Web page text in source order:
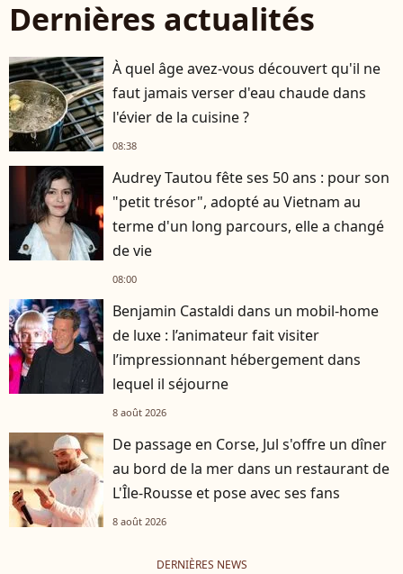
Dernières actualités
À quel âge avez-vous découvert qu'il ne
faut jamais verser d'eau chaude dans
l'évier de la cuisine ?
08:38
Audrey Tautou fête ses 50 ans : pour son
"petit trésor", adopté au Vietnam au
terme d'un long parcours, elle a changé
de vie
08:00
Benjamin Castaldi dans un mobil-home
de luxe : l’animateur fait visiter
l’impressionnant hébergement dans
lequel il séjourne
8 août 2026
De passage en Corse, Jul s'offre un dîner
au bord de la mer dans un restaurant de
L'Île-Rousse et pose avec ses fans
8 août 2026
DERNIÈRES NEWS